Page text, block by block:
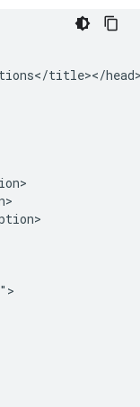
title></